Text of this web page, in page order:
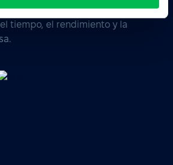
RRHH: todo en uno para
tiempo, el rendimiento y la